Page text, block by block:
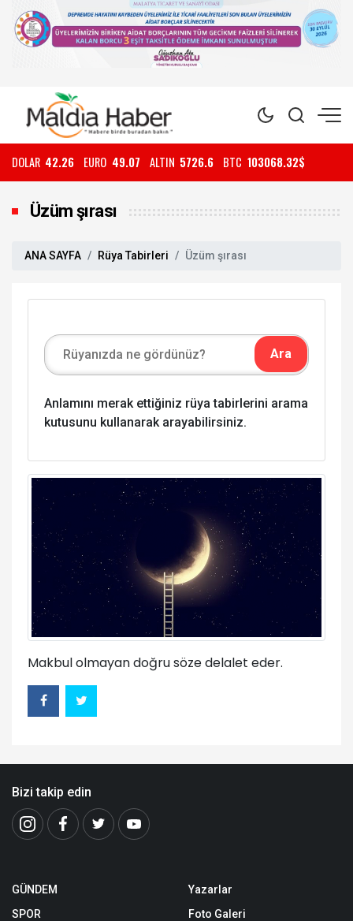
DOLAR 42.26 EURO 49.07 ALTIN 5726.6 BTC 103068.32$
Üzüm şırası
ANA SAYFA Rüya Tabirleri Üzüm şırası
Anlamını merak ettiğiniz rüya tabirlerini arama
kutusunu kullanarak arayabilirsiniz.
Makbul olmayan doğru söze delalet eder.
Bizi takip edin
GÜNDEM
SPOR
Yazarlar
Foto Galeri